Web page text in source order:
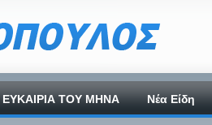
ΕΥΚΑΙΡΙΑ ΤΟΥ ΜΗΝΑ Νέα Είδη